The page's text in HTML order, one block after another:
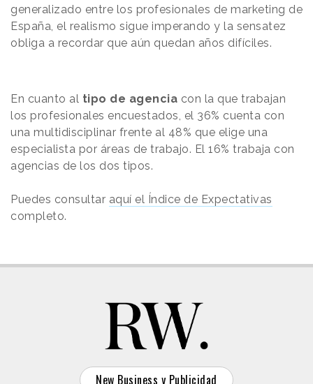
generalizado entre los profesionales de marketing de
España, el realismo sigue imperando y la sensatez
obliga a recordar que aún quedan años difíciles.
En cuanto al tipo de agencia con la que trabajan
los profesionales encuestados, el 36% cuenta con
una multidisciplinar frente al 48% que elige una
especialista por áreas de trabajo. El 16% trabaja con
agencias de los dos tipos.
Puedes consultar aquí el Índice de Expectativas
completo.
New Business y Publicidad